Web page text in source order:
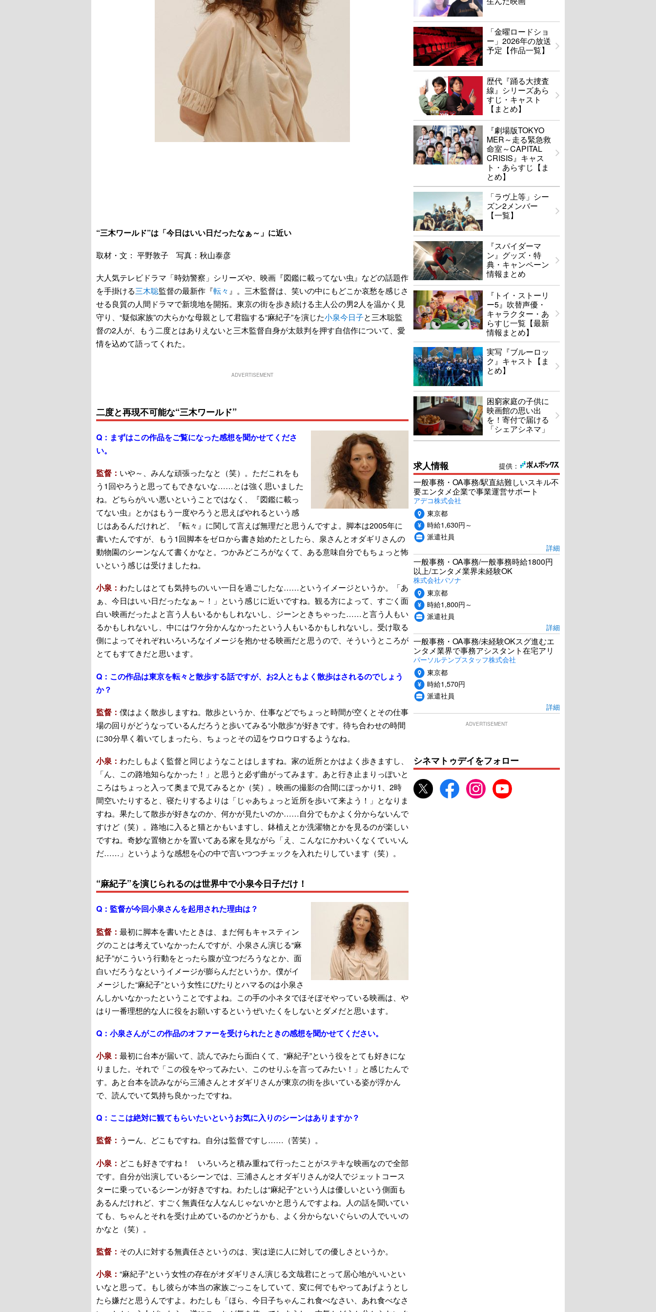
“三木ワールド”は「今日はいい日だったなぁ～」に近い
取材・文： 平野敦子 写真：秋山泰彦
大人気テレビドラマ「時効警察」シリーズや、映画『図鑑に載ってない虫』などの話題作
を手掛ける三木聡監督の最新作『転々 』。三木監督は、笑いの中にもどこか哀愁を感じさ
せる良質の人間ドラマで新境地を開拓。東京の街を歩き続ける主人公の男2人を温かく見
守り、“疑似家族”の大らかな母親として君臨する“麻紀子”を演じた小泉今日子と三木聡監
督の2人が、もう二度とはありえないと三木監督自身が太鼓判を押す自信作について、愛
情を込めて語ってくれた。
ADVERTISEMENT
二度と再現不可能な“三木ワールド”
Q： まずはこの作品をご覧になった感想を聞かせてくださ
い。
監督： いや～、みんな頑張ったなと（笑）。ただこれをも
う1回やろうと思ってもできないな……とは強く思いました
ね。どちらがいい悪いということではなく、『図鑑に載っ
てない虫』とかはもう一度やろうと思えばやれるという感
じはあるんだけれど、『転々』に関して言えば無理だと思うんですよ。脚本は2005年に
書いたんですが、もう1回脚本をゼロから書き始めたとしたら、泉さんとオダギリさんの
動物園のシーンなんて書くかなと。つかみどころがなくて、ある意味自分でもちょっと怖
いという感じは受けましたね。
小泉： わたしはとても気持ちのいい一日を過ごしたな……というイメージというか。「あ
ぁ、今日はいい日だったなぁ～！」という感じに近いですね。観る方によって、すごく面
白い映画だったよと言う人もいるかもしれないし、ジーンときちゃった……と言う人もい
るかもしれないし、中にはワケ分かんなかったという人もいるかもしれないし。受け取る
側によってそれぞれいろいろなイメージを抱かせる映画だと思うので、そういうところが
とてもすてきだと思います。
Q： この作品は東京を転々と散歩する話ですが、お2人ともよく散歩はされるのでしょう
か？
監督： 僕はよく散歩しますね。散歩というか、仕事などでちょっと時間が空くとその仕事
場の回りがどうなっているんだろうと歩いてみる“小散歩”が好きです。待ち合わせの時間
に30分早く着いてしまったら、ちょっとその辺をウロウロするようなね。
小泉： わたしもよく監督と同じようなことはしますね。家の近所とかはよく歩きますし、
「ん、この路地知らなかった！」と思うと必ず曲がってみます。あと行き止まりっぽいと
ころはちょっと入って奥まで見てみるとか（笑）。映画の撮影の合間にぽっかり1、2時
間空いたりすると、寝たりするよりは「じゃあちょっと近所を歩いて来よう！」となりま
すね。果たして散歩が好きなのか、何かが見たいのか……自分でもかよく分からないんで
すけど（笑）。路地に入ると猫とかもいますし、鉢植えとか洗濯物とかを見るのが楽しい
ですね。奇妙な置物とかを置いてある家を見ながら「え、こんなにかわいくなくていいん
だ……」というような感想を心の中で言いつつチェックを入れたりしています（笑）。
“麻紀子”を演じられるのは世界中で小泉今日子だけ！
Q： 監督が今回小泉さんを起用された理由は？
監督： 最初に脚本を書いたときは、まだ何もキャスティン
グのことは考えていなかったんですが、小泉さん演じる“麻
紀子”がこういう行動をとったら腹が立つだろうなとか、面
白いだろうなというイメージが膨らんだというか。僕がイ
メージした“麻紀子”という女性にぴたりとハマるのは小泉さ
んしかいなかったということですよね。この手の小ネタでほそぼそやっている映画は、や
はり一番理想的な人に役をお願いするというぜいたくをしないとダメだと思います。
Q： 小泉さんがこの作品のオファーを受けられたときの感想を聞かせてください。
小泉： 最初に台本が届いて、読んでみたら面白くて、“麻紀子”という役をとても好きにな
りました。それで「この役をやってみたい、このせりふを言ってみたい！」と感じたんで
す。あと台本を読みながら三浦さんとオダギリさんが東京の街を歩いている姿が浮かん
で、読んでいて気持ち良かったですね。
Q： ここは絶対に観てもらいたいというお気に入りのシーンはありますか？
監督： うーん、どこもですね。自分は監督ですし……（苦笑）。
小泉： どこも好きですね！ いろいろと積み重ねて行ったことがステキな映画なので全部
です。自分が出演しているシーンでは、三浦さんとオダギリさんが2人でジェットコース
ターに乗っているシーンが好きですね。わたしは“麻紀子”という人は優しいという側面も
あるんだけれど、すごく無責任な人なんじゃないかと思うんですよね。人の話を聞いてい
ても、ちゃんとそれを受け止めているのかどうかも、よく分からないぐらいの人でいいの
かなと（笑）。
監督： その人に対する無責任さというのは、実は逆に人に対しての優しさというか。
小泉： “麻紀子”という女性の存在がオダギリさん演じる文哉君にとって居心地がいいとい
いなと思って。もし彼らが本当の家族ごっこをしていて、変に何でもやってあげようとし
たら嫌だと思うんですよ。わたしも「ほら、今日子ちゃんこれ食べなさい、あれ食べなさ
「金曜ロードショ
ー」2026年の放送
予定【作品一覧】
歴代『踊る大捜査
線』シリーズあら
すじ・キャスト
【まとめ】
『劇場版TOKYO
MER～走る緊急救
命室～CAPITAL
CRISIS』キャス
ト・あらすじ【ま
とめ】
「ラヴ上等」シー
ズン2メンバー
【一覧】
『スパイダーマ
ン』グッズ・特
典・キャンペーン
情報まとめ
『トイ・ストーリ
ー5』吹替声優・
キャラクター・あ
らすじ一覧【最新
情報まとめ】
実写『ブルーロッ
ク』キャスト【ま
とめ】
困窮家庭の子供に
映画館の思い出
を！寄付で届ける
「シェアシネマ」
提供：
求人情報
一般事務・OA事務/駅直結難しいスキル不
要エンタメ企業で事業運営サポート
アデコ株式会社
東京都
時給1,630円～
派遣社員
詳細
一般事務・OA事務/一般事務時給1800円
以上/エンタメ業界未経験OK
株式会社パソナ
東京都
時給1,800円～
派遣社員
詳細
一般事務・OA事務/未経験OKスグ進むエ
ンタメ業界で事務アシスタント在宅アリ
パーソルテンプスタッフ株式会社
東京都
時給1,570円
派遣社員
詳細
ADVERTISEMENT
シネマトゥデイをフォロー